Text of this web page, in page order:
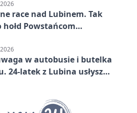
race nad Lubinem. Tak
hołd Powstańcom
w autobusie i butelka
24-latek z Lubina usłyszał